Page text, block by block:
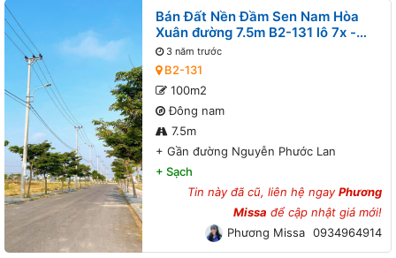
Bán Đất Nền Đầm Sen Nam Hòa
Xuân đường 7.5m B2-131 lô 7x -
Gần đường Nguyễn Phước Lan
3 năm trước
B2-131
100m2
Đông nam
7.5m
+ Gần đường Nguyễn Phước Lan
+ Sạch
Tin này đã cũ, liên hệ ngayPhương
Missa để cập nhật giá mới!
Phương Missa 0934964914